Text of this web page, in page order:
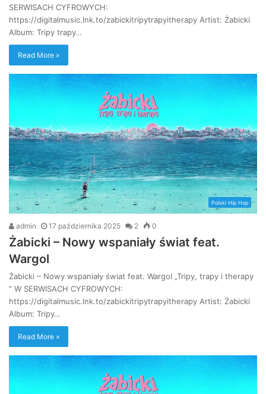
SERWISACH CYFROWYCH:
https://digitalmusic.lnk.to/zabickitripytrapyitherapy Artist: Żabicki
Album: Tripy trapy…
Read More »
Polski Hip Hop
admin 17 października 2025 2 0
Żabicki – Nowy wspaniały świat feat.
Wargol
Żabicki – Nowy wspaniały świat feat. Wargol „Tripy, trapy i therapy
” W SERWISACH CYFROWYCH:
https://digitalmusic.lnk.to/zabickitripytrapyitherapy Artist: Żabicki
Album: Tripy…
Read More »